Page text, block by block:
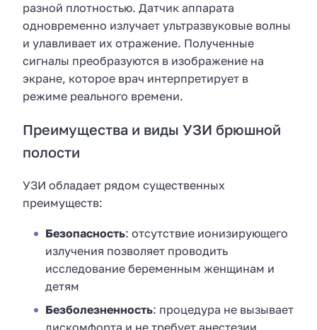
разной плотностью. Датчик аппарата
одновременно излучает ультразвуковые волны
и улавливает их отражение. Полученные
сигналы преобразуются в изображение на
экране, которое врач интерпретирует в
режиме реального времени.
Преимущества и виды УЗИ брюшной
полости
УЗИ обладает рядом существенных
преимуществ:
Безопасность: отсутствие ионизирующего
излучения позволяет проводить
исследование беременным женщинам и
детям
Безболезненность: процедура не вызывает
дискомфорта и не требует анестезии